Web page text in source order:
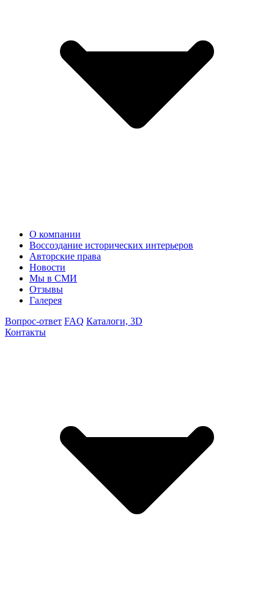
О компании
Воссоздание исторических интерьеров
Авторские права
Новости
Мы в СМИ
Отзывы
Галерея
Вопрос-ответ FAQ Каталоги, 3D
Контакты